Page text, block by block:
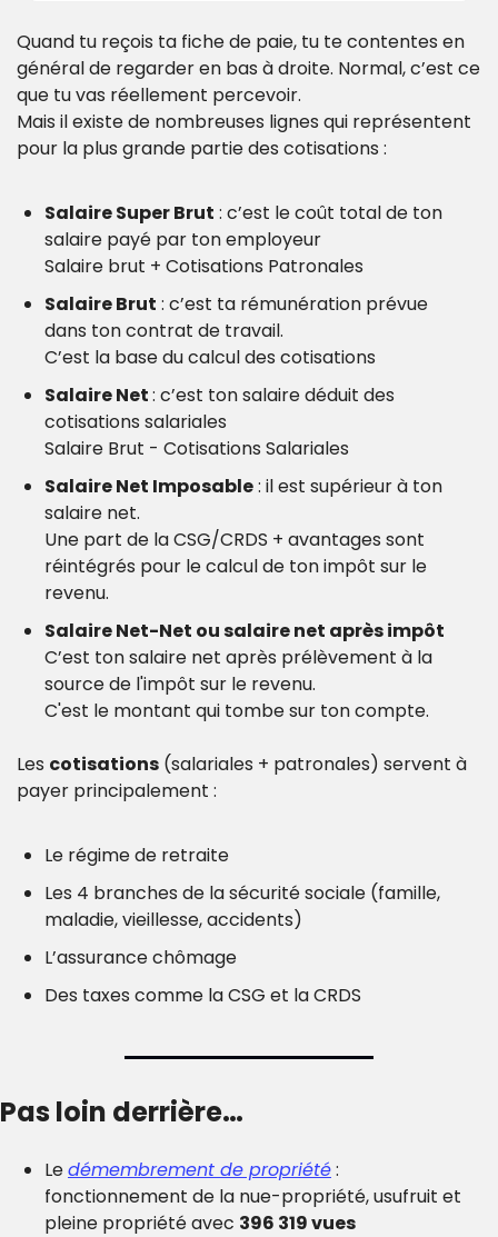
Quand tu reçois ta fiche de paie, tu te contentes en
général de regarder en bas à droite. Normal, c’est ce
que tu vas réellement percevoir.
Mais il existe de nombreuses lignes qui représentent
pour la plus grande partie des cotisations :
Salaire Super Brut : c’est le coût total de ton
salaire payé par ton employeur
Salaire brut + Cotisations Patronales
Salaire Brut : c’est ta rémunération prévue
dans ton contrat de travail.
C’est la base du calcul des cotisations
Salaire Net : c’est ton salaire déduit des
cotisations salariales
Salaire Brut - Cotisations Salariales
Salaire Net Imposable : il est supérieur à ton
salaire net.
Une part de la CSG/CRDS + avantages sont
réintégrés pour le calcul de ton impôt sur le
revenu.
Salaire Net-Net ou salaire net après impôt
C’est ton salaire net après prélèvement à la
source de l'impôt sur le revenu.
C'est le montant qui tombe sur ton compte.
Les cotisations (salariales + patronales) servent à
payer principalement :
Le régime de retraite
Les 4 branches de la sécurité sociale (famille,
maladie, vieillesse, accidents)
L’assurance chômage
Des taxes comme la CSG et la CRDS
Pas loin derrière…
Le démembrement de propriété :
fonctionnement de la nue-propriété, usufruit et
pleine propriété avec 396 319 vues